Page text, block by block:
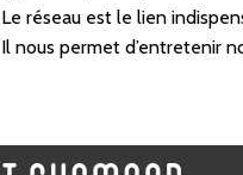
Le réseau est le lien
Il nous permet d’entretenir